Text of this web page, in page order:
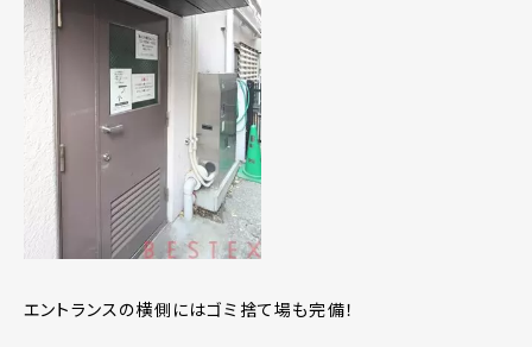
エントランスの横側にはゴミ捨て場も完備！